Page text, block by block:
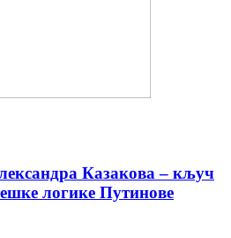
Казакова – кључ
логике Путинове